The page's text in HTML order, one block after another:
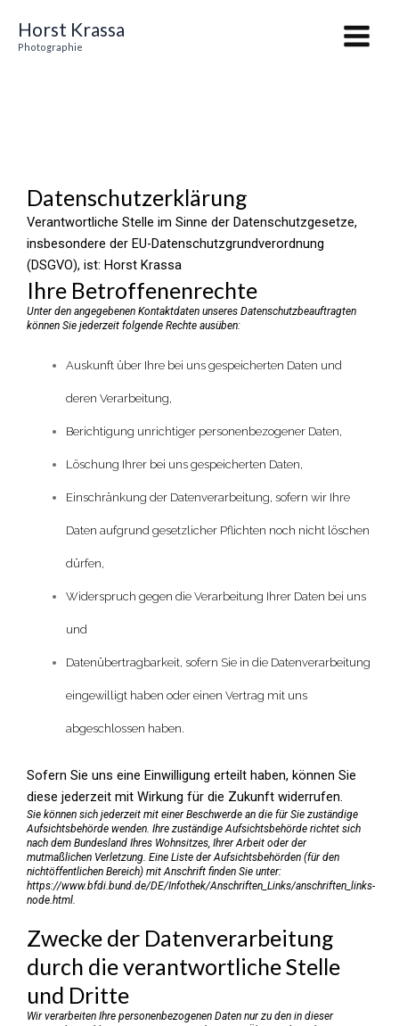
Inhalt
springen
Horst Krassa
Photographie
Menu
Datenschutzerklärung
Verantwortliche Stelle im Sinne der Datenschutzgesetze,
insbesondere der EU-Datenschutzgrundverordnung
(DSGVO), ist: Horst Krassa
Ihre Betroffenenrechte
Unter den angegebenen Kontaktdaten unseres Datenschutzbeauftragten
können Sie jederzeit folgende Rechte ausüben:
Auskunft über Ihre bei uns gespeicherten Daten und
deren Verarbeitung,
Berichtigung unrichtiger personenbezogener Daten,
Löschung Ihrer bei uns gespeicherten Daten,
Einschränkung der Datenverarbeitung, sofern wir Ihre
Daten aufgrund gesetzlicher Pflichten noch nicht löschen
dürfen,
Widerspruch gegen die Verarbeitung Ihrer Daten bei uns
und
Datenübertragbarkeit, sofern Sie in die Datenverarbeitung
eingewilligt haben oder einen Vertrag mit uns
abgeschlossen haben.
Sofern Sie uns eine Einwilligung erteilt haben, können Sie
diese jederzeit mit Wirkung für die Zukunft widerrufen.
Sie können sich jederzeit mit einer Beschwerde an die für Sie zuständige
Aufsichtsbehörde wenden. Ihre zuständige Aufsichtsbehörde richtet sich
nach dem Bundesland Ihres Wohnsitzes, Ihrer Arbeit oder der
mutmaßlichen Verletzung. Eine Liste der Aufsichtsbehörden (für den
nichtöffentlichen Bereich) mit Anschrift finden Sie unter:
https://www.bfdi.bund.de/DE/Infothek/Anschriften_Links/anschriften_links-
node.html.
Zwecke der Datenverarbeitung
durch die verantwortliche Stelle
und Dritte
Wir verarbeiten Ihre personenbezogenen Daten nur zu den in dieser